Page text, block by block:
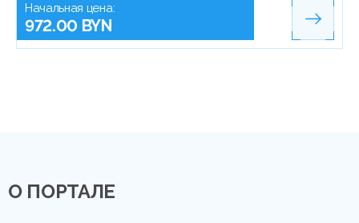
Начальная цена:
972.00 BYN
О ПОРТАЛЕ